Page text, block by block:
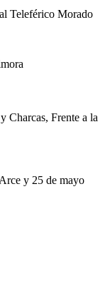
Teleférico Morado
Charcas, Frente a la
y 25 de mayo